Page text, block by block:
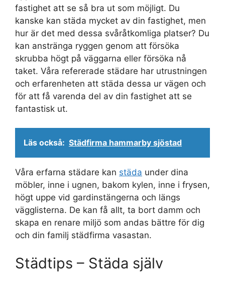
fastighet att se så bra ut som möjligt. Du
kanske kan städa mycket av din fastighet, men
hur är det med dessa svåråtkomliga platser? Du
kan anstränga ryggen genom att försöka
skrubba högt på väggarna eller försöka nå
taket. Våra refererade städare har utrustningen
och erfarenheten att städa dessa ur vägen och
för att få varenda del av din fastighet att se
fantastisk ut.
Läs också: Städfirma hammarby sjöstad
Våra erfarna städare kan städa under dina
möbler, inne i ugnen, bakom kylen, inne i frysen,
högt uppe vid gardinstängerna och längs
vägglisterna. De kan få allt, ta bort damm och
skapa en renare miljö som andas bättre för dig
och din familj städfirma vasastan.
Städtips – Städa själv